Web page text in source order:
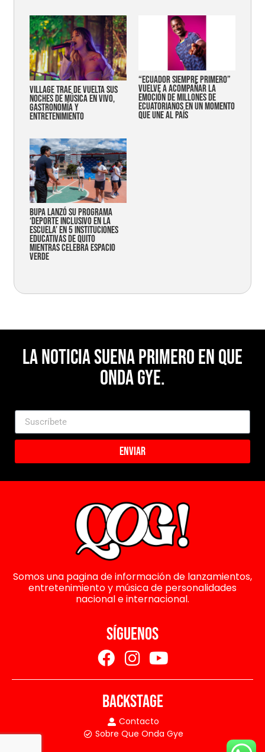
Village trae de vuelta sus
noches de música en vivo,
gastronomía y
entretenimiento
“Ecuador siempre primero”
vuelve a acompañar la
emoción de millones de
ecuatorianos en un momento
que une al país
Bupa lanzó su programa
‘Deporte Inclusivo en la
Escuela’ en 5 instituciones
educativas de Quito
mientras celebra espacio
verde
La noticia suena primero en Que
Onda Gye.
Enviar
Somos una pagina de información de lanzamientos,
entretenimiento y música de personalidades
nacional e internacional.
SÍGUENOS
BACKSTAGE
Contacto
Sobre Que Onda Gye